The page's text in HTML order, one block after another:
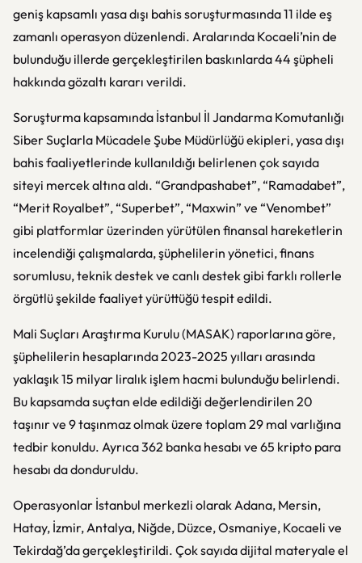
geniş kapsamlı yasa dışı bahis soruşturmasında 11 ilde eş
zamanlı operasyon düzenlendi. Aralarında Kocaeli’nin de
bulunduğu illerde gerçekleştirilen baskınlarda 44 şüpheli
hakkında gözaltı kararı verildi.
Soruşturma kapsamında İstanbul İl Jandarma Komutanlığı
Siber Suçlarla Mücadele Şube Müdürlüğü ekipleri, yasa dışı
bahis faaliyetlerinde kullanıldığı belirlenen çok sayıda
siteyi mercek altına aldı. “Grandpashabet”, “Ramadabet”,
“Merit Royalbet”, “Superbet”, “Maxwin” ve “Venombet”
gibi platformlar üzerinden yürütülen finansal hareketlerin
incelendiği çalışmalarda, şüphelilerin yönetici, finans
sorumlusu, teknik destek ve canlı destek gibi farklı rollerle
örgütlü şekilde faaliyet yürüttüğü tespit edildi.
Mali Suçları Araştırma Kurulu (MASAK) raporlarına göre,
şüphelilerin hesaplarında 2023-2025 yılları arasında
yaklaşık 15 milyar liralık işlem hacmi bulunduğu belirlendi.
Bu kapsamda suçtan elde edildiği değerlendirilen 20
taşınır ve 9 taşınmaz olmak üzere toplam 29 mal varlığına
tedbir konuldu. Ayrıca 362 banka hesabı ve 65 kripto para
hesabı da donduruldu.
Operasyonlar İstanbul merkezli olarak Adana, Mersin,
Hatay, İzmir, Antalya, Niğde, Düzce, Osmaniye, Kocaeli ve
Tekirdağ’da gerçekleştirildi. Çok sayıda dijital materyale el